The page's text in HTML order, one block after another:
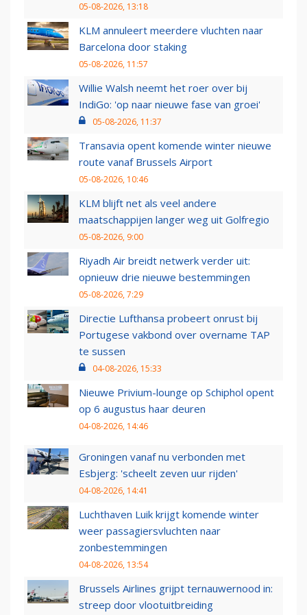
05-08-2026, 13:18
KLM annuleert meerdere vluchten naar
Barcelona door staking
05-08-2026, 11:57
Willie Walsh neemt het roer over bij
IndiGo: 'op naar nieuwe fase van groei'
05-08-2026, 11:37
Transavia opent komende winter nieuwe
route vanaf Brussels Airport
05-08-2026, 10:46
KLM blijft net als veel andere
maatschappijen langer weg uit Golfregio
05-08-2026, 9:00
Riyadh Air breidt netwerk verder uit:
opnieuw drie nieuwe bestemmingen
05-08-2026, 7:29
Directie Lufthansa probeert onrust bij
Portugese vakbond over overname TAP
te sussen
04-08-2026, 15:33
Nieuwe Privium-lounge op Schiphol opent
op 6 augustus haar deuren
04-08-2026, 14:46
Groningen vanaf nu verbonden met
Esbjerg: 'scheelt zeven uur rijden'
04-08-2026, 14:41
Luchthaven Luik krijgt komende winter
weer passagiersvluchten naar
zonbestemmingen
04-08-2026, 13:54
Brussels Airlines grijpt ternauwernood in:
streep door vlootuitbreiding